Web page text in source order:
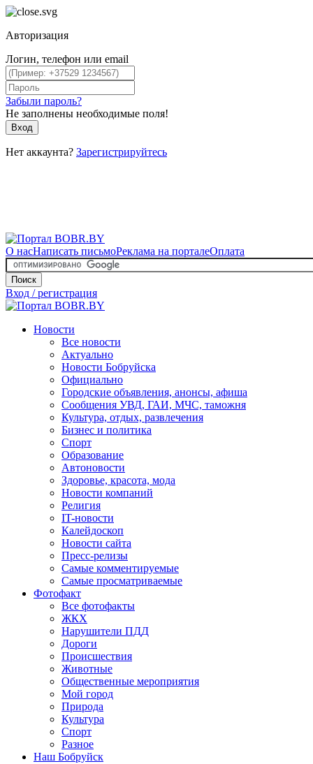
Авторизация
Логин, телефон или email
Забыли пароль?
Не заполнены необходимые поля!
Вход
Нет аккаунта? Зарегистрируйтесь
О насНаписать письмоРеклама на порталеОплата
Поиск
Вход / регистрация
Новости
Все новости
Актуально
Новости Бобруйска
Официально
Городские объявления, анонсы, афиша
Сообщения УВД, ГАИ, МЧС, таможня
Культура, отдых, развлечения
Бизнес и политика
Спорт
Образование
Автоновости
Здоровье, красота, мода
Новости компаний
Религия
IT-новости
Калейдоскоп
Новости сайта
Пресс-релизы
Самые комментируемые
Самые просматриваемые
Фотофакт
Все фотофакты
ЖКХ
Нарушители ПДД
Дороги
Происшествия
Животные
Общественные мероприятия
Мой город
Природа
Культура
Спорт
Разное
Наш Бобруйск